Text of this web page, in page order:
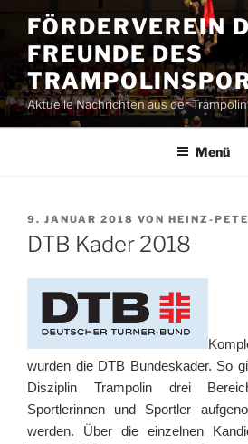
Inhalt
springen
FÖRDERVEREIN
FREUNDE DES
Aktuelle Nachrichten aus der
Menü
VERÖFFENTLICHT
AM
9. JANUAR 2018 VON HEINZ-
DTB Kader 2018
wurden die DTB Bundeskader. So
Disziplin Trampolin drei
Sportlerinnen und Sportler
werden. Über die einzelnen